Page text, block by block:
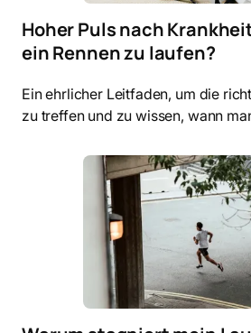
Hoher Puls nach
ein Rennen zu laufen?
Ein ehrlicher Leitfaden, um die
zu treffen und zu wissen, wann